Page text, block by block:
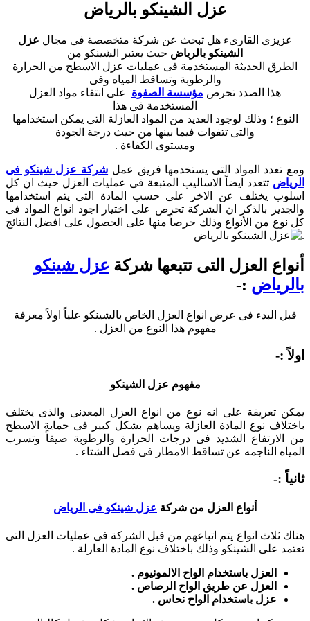
عزل الشينكو بالرياض
عزيزى القارىء هل تبحث عن شركة متخصصة فى مجال عزل
الشينكو بالرياض حيث يعتبر الشينكو من
الطرق الحديثة المستخدمة فى عمليات عزل الاسطح من الحرارة
والرطوبة وتساقط المياه وفى
هذا الصدد تحرص مؤسسة الصفوة
على انتقاء مواد العزل
المستخدمة فى هذا
النوع ؛ وذلك لوجود العديد من المواد العازلة التى يمكن استخدامها
والتى تتفوات فيما بينها من حيث درجة الجودة
ومستوى الكفاءة .
ومع تعدد المواد التى يستخدمها فريق عمل شركة عزل شينكو فى
الرياض تتعدد ايضاً الاساليب المتبعة فى عمليات العزل حيث ان كل
اسلوب يختلف عن الاخر على حسب المادة التى يتم استخدامها
والجدير بالذكر ان الشركة تحرص على اختيار اجود انواع المواد فى
كل نوع من الأنواع وذلك حرصاً منها على الحصول على افضل النتائج
.
أنواع العزل التى تتبعها شركة عزل شينكو
بالرياض :-
قبل البدء فى عرض انواع العزل الخاص بالشينكو علياً اولاً معرفة
مفهوم هذا النوع من العزل .
اولاً :-
مفهوم عزل الشينكو
يمكن تعريفة على انه نوع من انواع العزل المعدنى والذى يختلف
باختلاف نوع المادة العازلة ويساهم بشكل كبير فى حماية الاسطح
من الارتفاع الشديد فى درجات الحرارة والرطوبة صيفاً وتسرب
المياه الناجمه عن تساقط الامطار فى فصل الشتاء .
ثانياً :-
أنواع العزل من شركة عزل شينكو فى الرياض
هناك ثلاث انواع يتم اتباعهم من قبل الشركة فى عمليات العزل التى
تعتمد على الشينكو وذلك باختلاف نوع المادة العازلة .
العزل باستخدام الواح الالمونيوم .
العزل عن طريق الواح الرصاص .
عزل باستخدام الواح نحاس .